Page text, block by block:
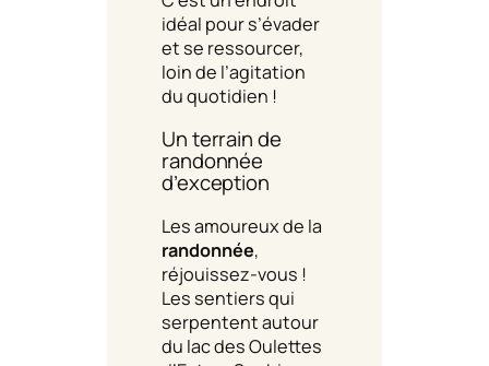
idéal pour s’évader
et se ressourcer,
loin de l’agitation
du quotidien !
Un terrain de
randonnée
d’exception
Les amoureux de la
randonnée,
réjouissez-vous !
Les sentiers qui
serpentent autour
du lac des Oulettes